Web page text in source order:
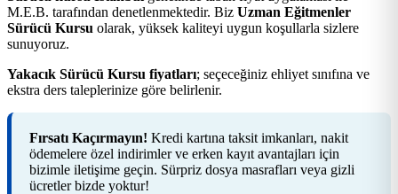
M.E.B. tarafından denetlenmektedir. Biz Uzman Eğitmenler
Sürücü Kursu olarak, yüksek kaliteyi uygun koşullarla sizlere
sunuyoruz.
Yakacık Sürücü Kursu fiyatları; seçeceğiniz ehliyet sınıfına ve
ekstra ders taleplerinize göre belirlenir.
Fırsatı Kaçırmayın! Kredi kartına taksit imkanları, nakit
ödemelere özel indirimler ve erken kayıt avantajları için
bizimle iletişime geçin. Sürpriz dosya masrafları veya gizli
ücretler bizde yoktur!